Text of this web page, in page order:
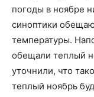
погоды в ноябре
синоптики
температуры.
обещали теплый
уточнили, что
теплый ноябрь